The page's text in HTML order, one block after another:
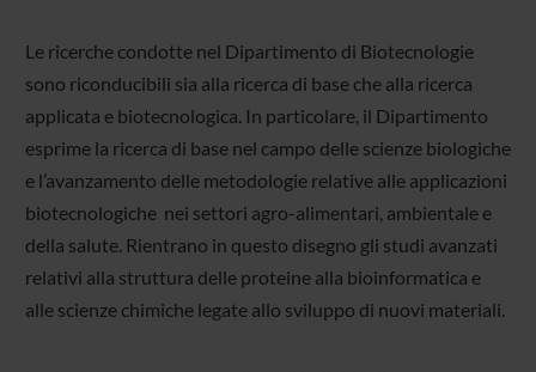
Le ricerche condotte nel Dipartimento di Biotecnologie
sono riconducibili sia alla ricerca di base che alla ricerca
applicata e biotecnologica. In particolare, il Dipartimento
esprime la ricerca di base nel campo delle scienze biologiche
e l’avanzamento delle metodologie relative alle applicazioni
biotecnologiche nei settori agro-alimentari, ambientale e
della salute. Rientrano in questo disegno gli studi avanzati
relativi alla struttura delle proteine alla bioinformatica e
alle scienze chimiche legate allo sviluppo di nuovi materiali.